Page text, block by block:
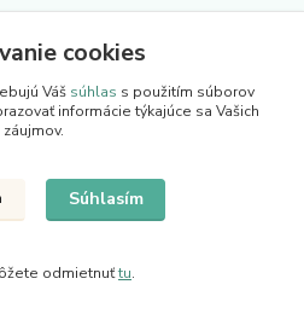
nášho blogu
cookies
Váš súhlas s použitím súborov
informácie týkajúce sa Vašich
záujmov.
Súhlasím
odmietnuťtu.